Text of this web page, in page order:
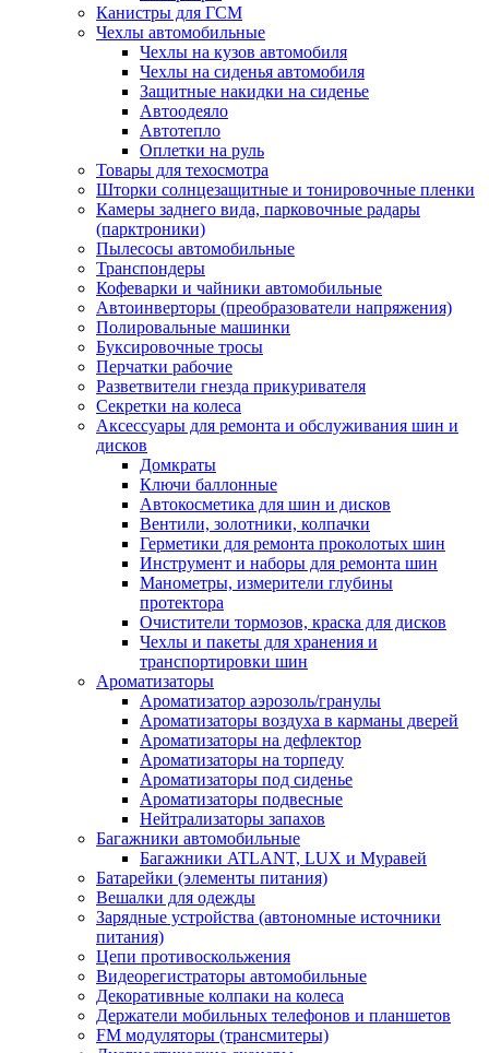
Канистры для ГСМ
Чехлы автомобильные
Чехлы на кузов автомобиля
Чехлы на сиденья автомобиля
Защитные накидки на сиденье
Автоодеяло
Автотепло
Оплетки на руль
Товары для техосмотра
Шторки солнцезащитные и тонировочные пленки
Камеры заднего вида, парковочные радары
(парктроники)
Пылесосы автомобильные
Транспондеры
Кофеварки и чайники автомобильные
Автоинверторы (преобразователи напряжения)
Полировальные машинки
Буксировочные тросы
Перчатки рабочие
Разветвители гнезда прикуривателя
Секретки на колеса
Аксессуары для ремонта и обслуживания ‎шин и
дисков
Домкраты
Ключи баллонные
Автокосметика для шин и дисков
Вентили, золотники, колпачки
Герметики для ремонта проколотых шин
Инструмент и наборы для ремонта шин
Манометры, измерители глубины
протектора
Очистители тормозов, краска для дисков
Чехлы и пакеты для хранения и
транспортировки шин
Ароматизаторы
Ароматизатор аэрозоль/гранулы
Ароматизаторы воздуха в карманы дверей
Ароматизаторы на дефлектор
Ароматизаторы на торпеду
Ароматизаторы под сиденье
Ароматизаторы подвесные
Нейтрализаторы запахов
Багажники автомобильные
Багажники ATLANT, LUX и Муравей
Батарейки (элементы питания)
Вешалки для одежды
Зарядные устройства (автономные источники
питания)
Цепи противоскольжения
Видеорегистраторы автомобильные
Декоративные колпаки на колеса
Держатели мобильных телефонов и планшетов
FM модуляторы (трансмитеры)